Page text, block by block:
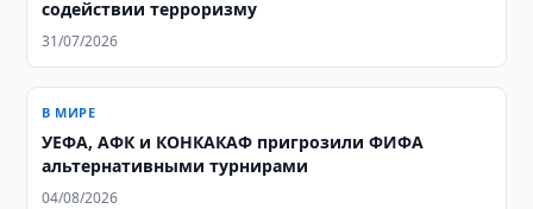
содействии терроризму
31/07/2026
В МИРЕ
УЕФА, АФК и КОНКАКАФ пригрозили ФИФА
альтернативными турнирами
04/08/2026